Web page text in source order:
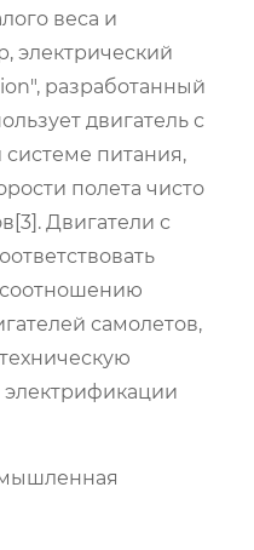
веса и
электрический
разработанный
двигатель с
питания,
полета чисто
Двигатели с
самолетов,